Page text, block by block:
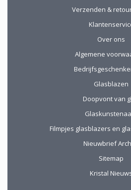
Verzenden &
Over ons
Algemene
Glasblazen
Doopvont van
Filmpjes glasblazers en
Nieuwbrief
Sitemap
Kristal